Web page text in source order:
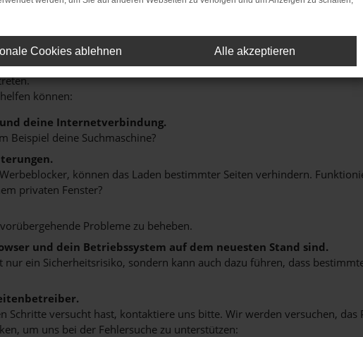
ERROR
können:
deine Internetverbindung.
Beispiel deine Suchmaschine?
können das Laden bestimmter Seiten verhindern.
privaten Fenster?
Probleme zu beheben.
und dein Betriebssystem auf dem neuesten Stand sind.
nur ein Sicherheitsrisiko, sondern kann auch dazu führen, dass
Schritte versucht hast, kontaktiere uns bitte. Wir werden versuchen, das
um uns bei der Fehlersuche zu unterstützen:
Cookies ablehnen Alle akzeptieren